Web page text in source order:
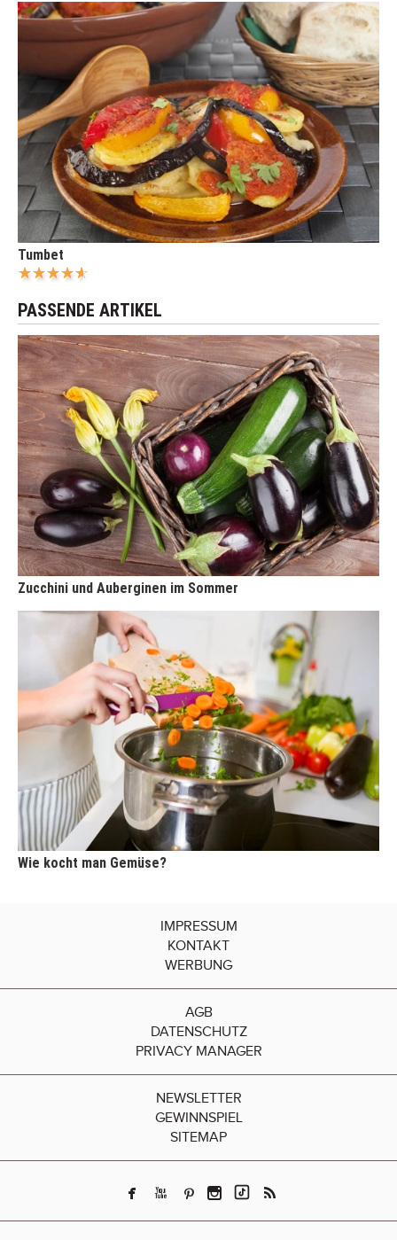
Tumbet
PASSENDE ARTIKEL
Zucchini und Auberginen im Sommer
Wie kocht man Gemüse?
IMPRESSUM
KONTAKT
WERBUNG
AGB
DATENSCHUTZ
PRIVACY MANAGER
NEWSLETTER
GEWINNSPIEL
SITEMAP